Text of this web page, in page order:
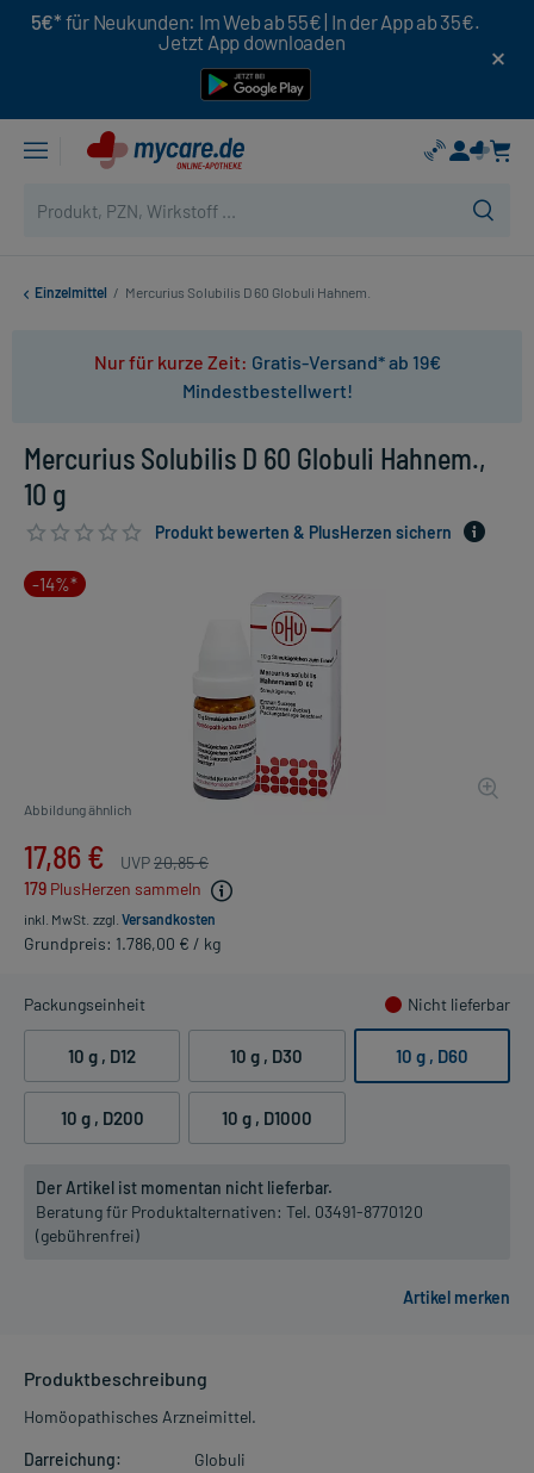
5€* für Neukunden: Im Web ab 55€ | In der App ab 35€.
Jetzt App downloaden
Einzelmittel / Mercurius Solubilis D 60 Globuli Hahnem.
Nur für kurze Zeit: Gratis-Versand* ab 19€
Mindestbestellwert!
Mercurius Solubilis D 60 Globuli Hahnem.,
10 g
Produkt bewerten & PlusHerzen sichern
-14%*
Abbildung ähnlich
17,86 € UVP20,85 €
179 PlusHerzen sammeln
inkl. MwSt. zzgl. Versandkosten
Grundpreis: 1.786,00 € / kg
Packungseinheit Nicht lieferbar
10 g , D12 10 g , D30 10 g , D60
10 g , D200 10 g , D1000
Der Artikel ist momentan nicht lieferbar.
Beratung für Produktalternativen: Tel. 03491-8770120
(gebührenfrei)
Produktbeschreibung
Homöopathisches Arzneimittel.
Darreichung:
Globuli